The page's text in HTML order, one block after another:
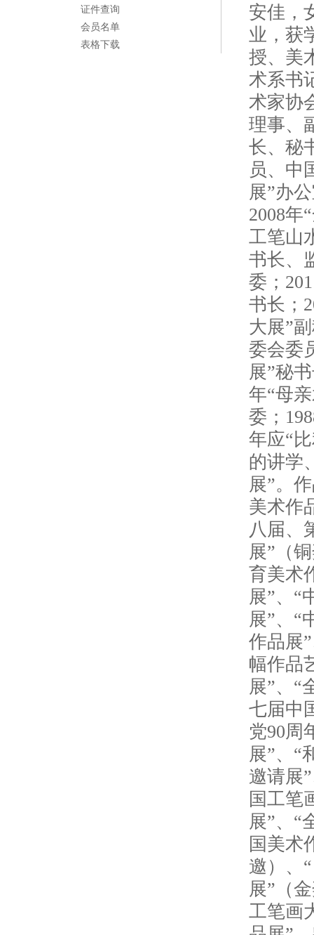
证件查询
会员名单
表格下载
安佳，
业，获
授、美
术系书
术家协
理事、
长、秘
员、中
展”办
2008年
工笔山
书长、
委；
书长；
大展”
委会委
展”秘
年“母
委；
年应“
的讲学
展”。
美术作
八届、
展”（
育美术
展”、“
展”、“
作品展
幅作品
展”、“
七届中
党90周
展”、“
邀请展
国工笔
展”、“
国美术
邀）、
展”（
工笔画